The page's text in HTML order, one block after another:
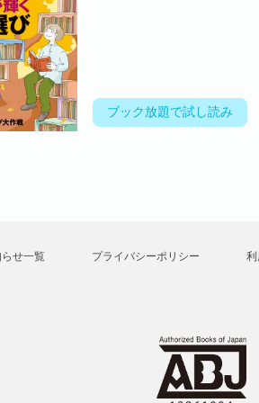
ブック放題で試し読み
せ一覧 プライバシーポリシー